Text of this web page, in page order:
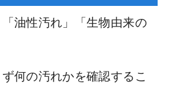
油性汚れ」「生物由来の
何の汚れかを確認するこ